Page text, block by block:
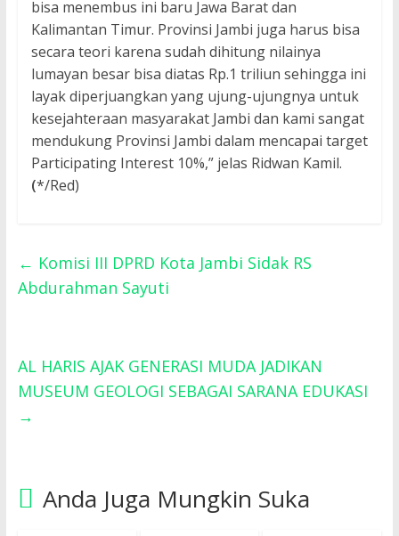
bisa menembus ini baru Jawa Barat dan
Kalimantan Timur. Provinsi Jambi juga harus bisa
secara teori karena sudah dihitung nilainya
lumayan besar bisa diatas Rp.1 triliun sehingga ini
layak diperjuangkan yang ujung-ujungnya untuk
kesejahteraan masyarakat Jambi dan kami sangat
mendukung Provinsi Jambi dalam mencapai target
Participating Interest 10%,” jelas Ridwan Kamil.
(*/Red)
← Komisi III DPRD Kota Jambi Sidak RS
Abdurahman Sayuti
AL HARIS AJAK GENERASI MUDA JADIKAN
MUSEUM GEOLOGI SEBAGAI SARANA EDUKASI
→
Anda Juga Mungkin Suka